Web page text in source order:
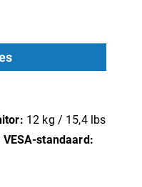
12 kg / 15,4 lbs
standaard: